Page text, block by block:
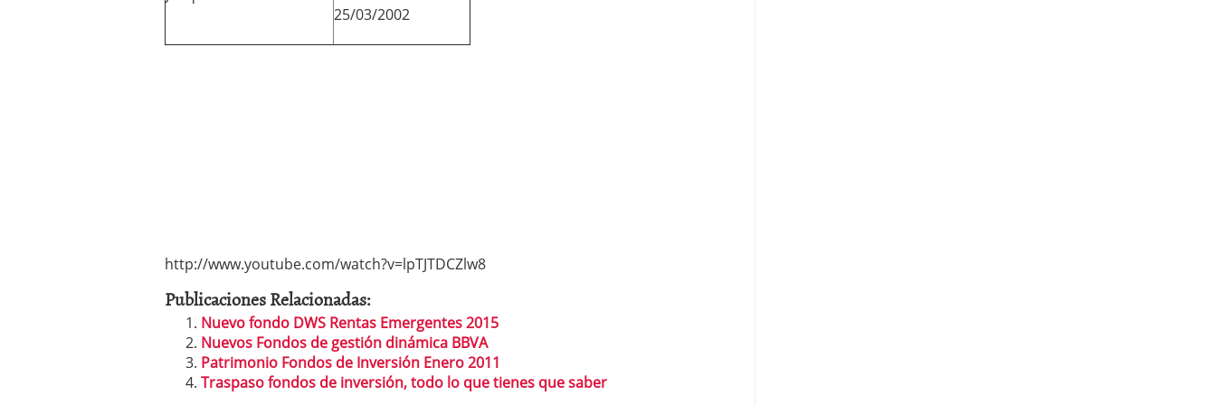
25/03/2002
http://www.youtube.com/watch?v=lpTJTDCZlw8
Publicaciones Relacionadas:
Nuevo fondo DWS Rentas Emergentes 2015
Nuevos Fondos de gestión dinámica BBVA
Patrimonio Fondos de Inversión Enero 2011
Traspaso fondos de inversión, todo lo que tienes que saber